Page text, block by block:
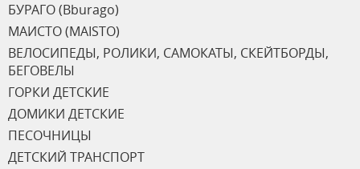
БУРАГО (Bburago)
МАИСТО (MAISTO)
ВЕЛОСИПЕДЫ, РОЛИКИ, САМОКАТЫ, СКЕЙТБОРДЫ,
БЕГОВЕЛЫ
ГОРКИ ДЕТСКИЕ
ДОМИКИ ДЕТСКИЕ
ПЕСОЧНИЦЫ
ДЕТСКИЙ ТРАНСПОРТ